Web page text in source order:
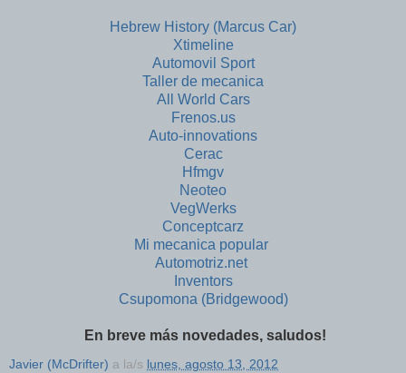
Hebrew History (Marcus Car)
Xtimeline
Automovil Sport
Taller de mecanica
All World Cars
Frenos.us
Auto-innovations
Cerac
Hfmgv
Neoteo
VegWerks
Conceptcarz
Mi mecanica popular
Automotriz.net
Inventors
Csupomona (Bridgewood)
En breve más novedades, saludos!
Javier (McDrifter) a la/s lunes, agosto 13, 2012